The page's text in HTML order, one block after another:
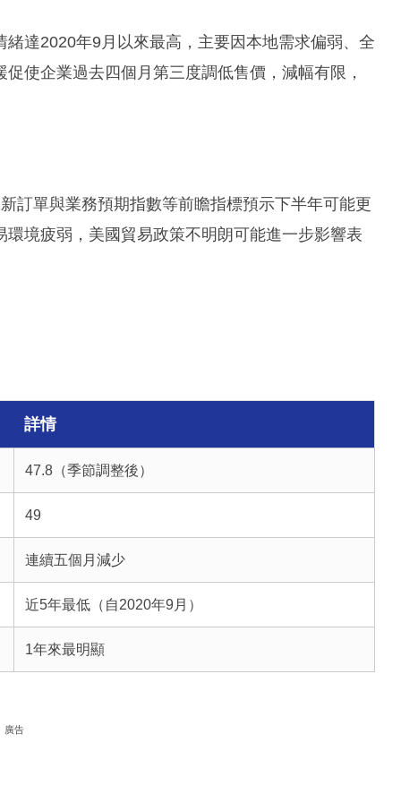
達2020年9月以來最高，主要因本地需求偏弱、全
使企業過去四個月第三度調低售價，減幅有限，
訂單與業務預期指數等前瞻指標預示下半年可能更
境疲弱，美國貿易政策不明朗可能進一步影響表
詳情
47.8（季節調整後）
49
連續五個月減少
近5年最低（自2020年9月）
1年來最明顯
廣告